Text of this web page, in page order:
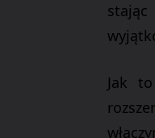
Jak